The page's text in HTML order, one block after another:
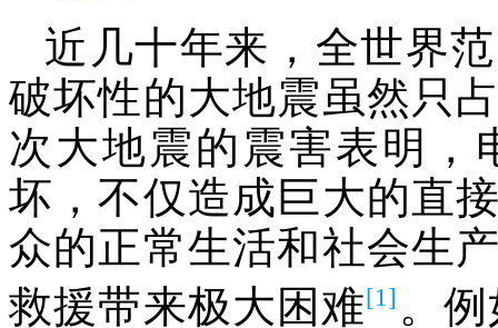
近几十年来，全世界
破坏性的大地震虽然只
次大地震的震害表明，
坏，不仅造成巨大的直
众的正常生活和社会生
救援带来极大困难[1] 。